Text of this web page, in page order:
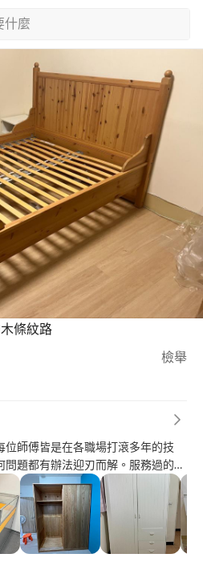
條紋路
檢舉
師傅皆是在各職場打滾多年的技
題都有辦法迎刃而解。 服務過的業
己的親朋好友，非常信任以及推薦